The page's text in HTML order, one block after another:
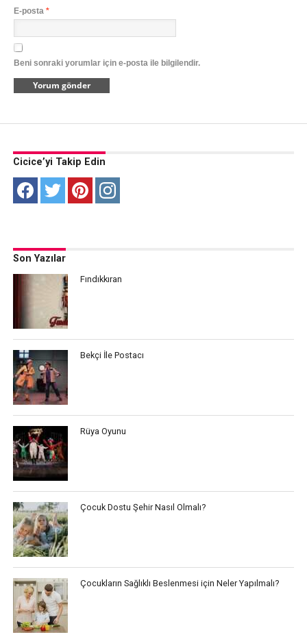
E-posta *
Beni sonraki yorumlar için e-posta ile bilgilendir.
Cicice’yi Takip Edin
Son Yazılar
Fındıkkıran
Bekçi İle Postacı
Rüya Oyunu
Çocuk Dostu Şehir Nasıl Olmalı?
Çocukların Sağlıklı Beslenmesi için Neler Yapılmalı?